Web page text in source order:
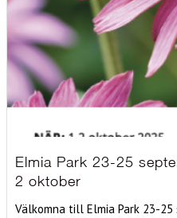
Elmia Park 23-25
2 oktober
Välkomna till Elmia Park 23-